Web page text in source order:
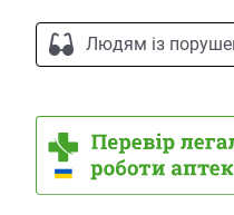
Людям із